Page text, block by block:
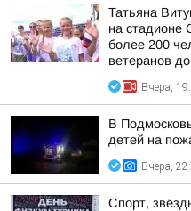
Татьяна
на стадионе
более 200
ветеранов
Вчера,
В
детей на
Вчера,
Спорт,